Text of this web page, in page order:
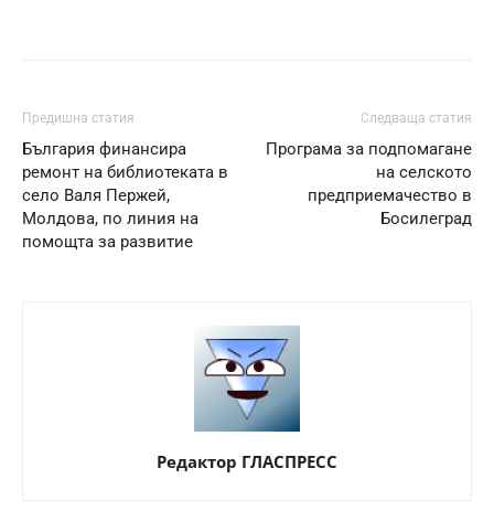
Предишна статия
България финансира
ремонт на библиотеката в
село Валя Пержей,
Молдова, по линия на
помощта за развитие
Следваща статия
Програма за подпомагане
на селското
предприемачество в
Босилеград
Редактор ГЛАСПРЕСС